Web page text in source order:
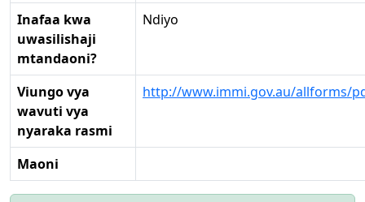
Inafaa kwa
uwasilishaji
mtandaoni?
Ndiyo
Viungo vya
wavuti vya
nyaraka rasmi
http://www.immi.gov.au/allforms/
Maoni